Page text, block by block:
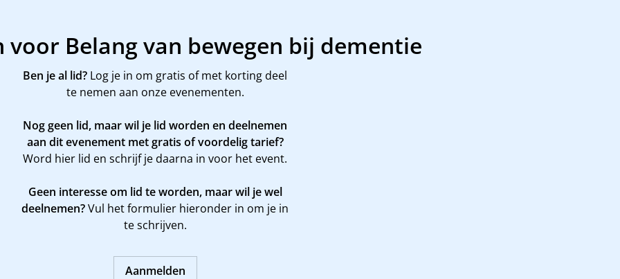
voor Belang van bewegen bij dementie
Ben je al lid? Log je in om gratis of met korting deel
te nemen aan onze evenementen.
Nog geen lid, maar wil je lid worden en deelnemen
aan dit evenement met gratis of voordelig tarief?
Word hier lid en schrijf je daarna in voor het event.
Geen interesse om lid te worden, maar wil je wel
deelnemen?Vul het formulier hieronder in om je in
te schrijven.
Aanmelden